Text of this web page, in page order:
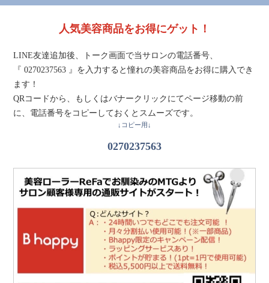
人気美容商品をお得にゲット！
LINE友達追加後、トーク画面で当サロンの電話番号、
『 0270237563 』を入力すると憧れの美容商品をお得に購入でき
ます！
QRコードから、もしくはバナークリックにてページ移動の前
に、電話番号をコピーしておくとスムーズです。
↓コピー用↓
0270237563